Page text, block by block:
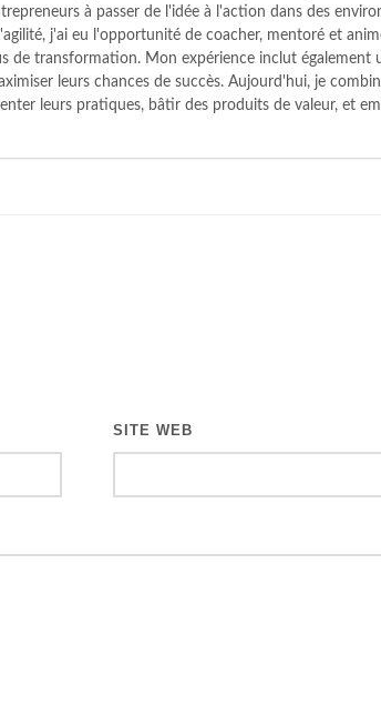
à passer de l'idée à l'action dans des
j'ai eu l'opportunité de coacher, mentoré et
de transformation. Mon expérience inclut également
leurs chances de succès. Aujourd'hui, je
leurs pratiques, bâtir des produits de valeur, et
SITE WEB